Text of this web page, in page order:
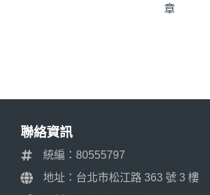
章
聯絡資訊
統編：80555797
地址：台北市松江路 363 號 3 樓